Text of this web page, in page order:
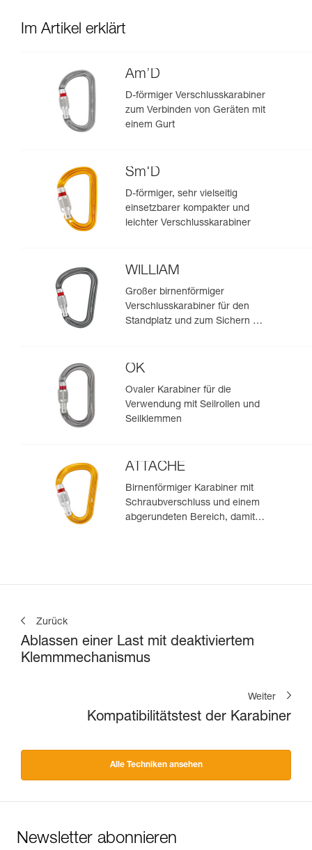
Im Artikel erklärt
Am’D
D-förmiger Verschlusskarabiner
zum Verbinden von Geräten mit
einem Gurt
Sm'D
D-förmiger, sehr vielseitig
einsetzbarer kompakter und
leichter Verschlusskarabiner
WILLIAM
Großer birnenförmiger
Verschlusskarabiner für den
Standplatz und zum Sichern mit
OK
Ovaler Karabiner für die
Verwendung mit Seilrollen und
Seilklemmen
ATTACHE
Birnenförmiger Karabiner mit
Schraubverschluss und einem
abgerundeten Bereich, damit
Zurück
Ablassen einer Last mit deaktiviertem
Klemmmechanismus
Weiter
Kompatibilitätstest der Karabiner
Alle Techniken ansehen
Newsletter abonnieren